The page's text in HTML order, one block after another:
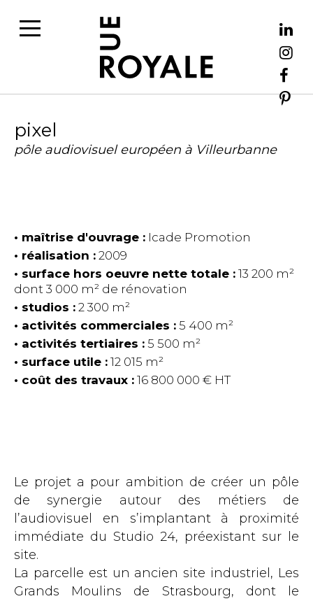
pixel
pôle audiovisuel européen à Villeurbanne
maîtrise d'ouvrage : Icade Promotion
réalisation : 2009
surface hors oeuvre nette totale : 13 200 m²
dont 3 000 m² de rénovation
studios : 2 300 m²
activités commerciales : 5 400 m²
activités tertiaires : 5 500 m²
surface utile : 12 015 m²
coût des travaux : 16 800 000 € HT
Le projet a pour ambition de créer un pôle
de synergie autour des métiers de
l’audiovisuel en s’implantant à proximité
immédiate du Studio 24, préexistant sur le
site.
La parcelle est un ancien site industriel, Les
Grands Moulins de Strasbourg, dont le